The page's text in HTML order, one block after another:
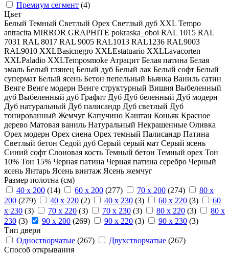
Премиум сегмент (4)
Цвет
Белый Темный Светлый Орех Светлый дуб XXL Tempo
antracita MIRROR GRAPHITE pokraska_oboi RAL 1015 RAL
7031 RAL 8017 RAL 9005 RAL101З RAL1236 RAL9003
RAL9010 XXLBasicnegro XXLEstatuario XXLLavacorten
XXLPaladio XXLTemposmoke Атрацит Белая патина Белая
эмаль Белый глянец Белый дуб Белый лак Белый софт Белый
супермат Белый ясень Бетон пепельный Бьянка Ваниль сатин
Венге Венге модерн Венге структурный Вишня Выбеленный
дуб Выбеленный дуб Графит Дуб Дуб беленный Дуб модерн
Дуб натуральный Дуб палисандр Дуб светлый Дуб
тонированный Жемчуг Капучино Каштан Коньяк Красное
дерево Матовая ваниль Натуральный Некрашенные Оливка
Орех модерн Орех сиена Орех темный Палисандр Патина
Светлый бетон Седой дуб Серый серый мат Серый ясень
Синий софт Слоновая кость Темный бетон Темный орех Тон
10% Тон 15% Черная патина Черная патина серебро Черный
ясень Янтарь Ясень винтаж Ясень жемчуг
Размер полотна (см)
40 x 200 (14) 60 x 200 (277) 70 x 200 (274)
80 x
200 (279) 40 x 220 (2) 40 x 230 (3) 60 x 220 (3)
60
x 230 (3) 70 x 220 (3) 70 x 230 (3) 80 x 220 (3)
80 x
230 (3) 90 x 200 (269) 90 x 220 (3) 90 x 230 (3)
Тип двери
Одностворчатые (267) Двухстворчатые (267)
Способ открывания